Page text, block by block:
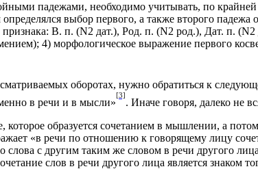
падежами, необходимо учитывать, по
выбор первого, а также второго
В. п. (N2 дат.), Род. п. (N2 род.), Дат. п.
4) морфологическое выражение первого
оборотах, нужно обратиться к
в речи и в мысли»
[3]
. Иначе говоря, далеко не
которое образуется сочетанием в мышлении, а
«в речи по отношению к говорящему лицу
слова с другим таким же словом в речи другого
слов в речи другого лица является